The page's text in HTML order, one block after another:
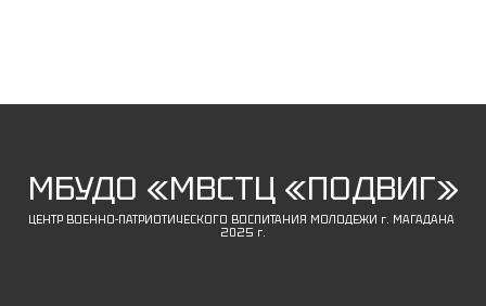
МБУДО «МВСТЦ «ПОДВИГ»
ЦЕНТР ВОЕННО-ПАТРИОТИЧЕСКОГО ВОСПИТАНИЯ МОЛОДЕЖИ г. МАГАДАНА
2025 г.